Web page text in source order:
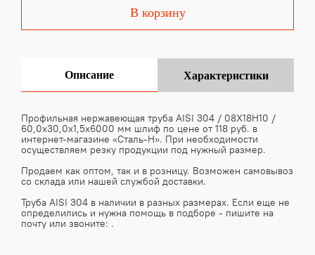
В корзину
Описание Характеристики
Профильная нержавеющая труба AISI 304 / 08Х18Н10 /
60,0х30,0х1,5х6000 мм шлиф по цене от 118 руб. в
интернет-магазине «Сталь-Н». При необходимости
осуществляем резку продукции под нужный размер.
Продаем как оптом, так и в розницу. Возможен самовывоз
со склада или нашей службой доставки.
Труба AISI 304 в наличии в разных размерах. Если еще не
определились и нужна помощь в подборе - пишите на
почту или звоните: .